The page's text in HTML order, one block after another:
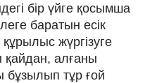
бір үйге қосымша
баратын есік
жүргізуге
қайдан, алғаны
бұзылып тұр ғой